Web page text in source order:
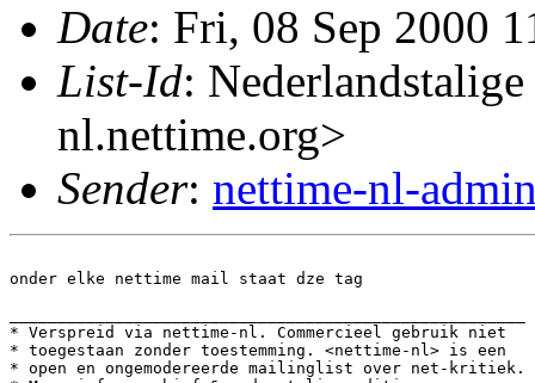
Date: Fri, 08 Sep 2000
List-Id:
nl.nettime.org>
Sender: nettime-nl-
onder elke nettime mail staat dze tag
* Verspreid via nettime-nl. Commercieel gebruik niet
* toegestaan zonder toestemming. <nettime-nl> is een
* open en ongemodereerde mailinglist over net-kritiek.